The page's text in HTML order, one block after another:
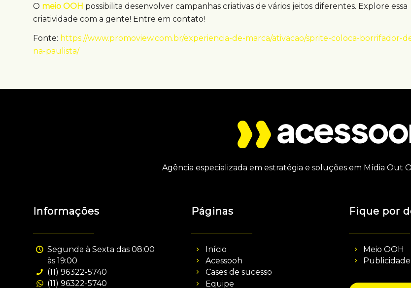
O meio OOH possibilita desenvolver campanhas criativas de vários jeitos diferentes. Explore essa
criatividade com a gente! Entre em contato!
Fonte: https://www.promoview.com.br/experiencia-de-marca/ativacao/sprite-coloca-borrifador-
na-paulista/
Agência especializada em estratégia e soluções em Mídia Out
Informações
Segunda à Sexta das 08:00
às 19:00
(11) 96322-5740
(11) 96322-5740
Páginas
Início
Acessooh
Cases de sucesso
Equipe
Fique por
Meio OOH
Publicidade